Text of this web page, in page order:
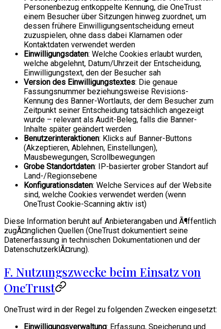
Personenbezug entkoppelte Kennung, die OneTrust
einem Besucher über Sitzungen hinweg zuordnet, um
dessen frühere Einwilligungsentscheidung erneut
zuzuspielen, ohne dass dabei Klarnamen oder
Kontaktdaten verwendet werden
Einwilligungsdaten: Welche Cookies erlaubt wurden,
welche abgelehnt, Datum/Uhrzeit der Entscheidung,
Einwilligungstext, den der Besucher sah
Version des Einwilligungstextes: Die genaue
Fassungsnummer beziehungsweise Revisions-
Kennung des Banner-Wortlauts, der dem Besucher zum
Zeitpunkt seiner Entscheidung tatsächlich angezeigt
wurde – relevant als Audit-Beleg, falls die Banner-
Inhalte später geändert werden
Benutzerinteraktionen: Klicks auf Banner-Buttons
(Akzeptieren, Ablehnen, Einstellungen),
Mausbewegungen, Scrollbewegungen
Grobe Standortdaten: IP-basierter grober Standort auf
Land-/Regionsebene
Konfigurationsdaten: Welche Services auf der Website
sind, welche Cookies verwendet werden (wenn
OneTrust Cookie-Scanning aktiv ist)
Diese Information beruht auf Anbieterangaben und Ã¶ffentlich
zugÃ¤nglichen Quellen (OneTrust dokumentiert seine
Datenerfassung in technischen Dokumentationen und der
DatenschutzerklÃ¤rung).
F. Nutzungszwecke beim Einsatz von
OneTrust
OneTrust wird in der Regel zu folgenden Zwecken eingesetzt:
Einwilligungsverwaltung: Erfassung, Speicherung und